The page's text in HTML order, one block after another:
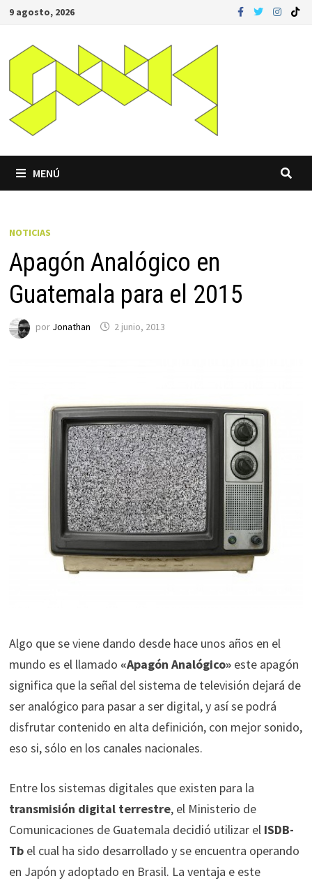
Saltar
contenido
9 agosto, 2026
MENÚ
NOTICIAS
Apagón Analógico en
Guatemala para el 2015
por Jonathan 2 junio, 2013
Algo que se viene dando desde hace unos años en el
mundo es el llamado «Apagón Analógico»este apagón
significa que la señal del sistema de televisión dejará de
ser analógico para pasar a ser digital, y así se podrá
disfrutar contenido en alta definición, con mejor sonido,
eso si, sólo en los canales nacionales.
Entre los sistemas digitales que existen para la
transmisión digital terrestre, el Ministerio de
Comunicaciones de Guatemala decidió utilizar el ISDB-
Tbel cual ha sido desarrollado y se encuentra operando
en Japón y adoptado en Brasil. La ventaja e este